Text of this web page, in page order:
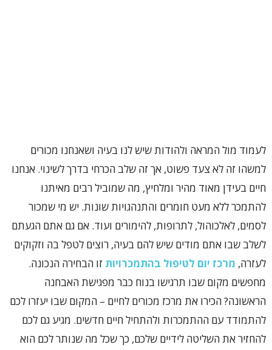
לעמוד מול המראה ולהודות שיש לנו בעיה ושאנחנו מכורים
למשהו זה לא צעד פשוט, אך זה שלב הכרחי בדרך לשינוי. אנחנו
חיים בעידן מאוד מהיר ומלחיץ, מה שמוביל רבים מאיתנו
להתמכר ללא מעט חומרים והתנהגויות שונות. יש מי שמכור
לסמים, לאלכוהול, לתרופות, להימורים ועוד. אם גם אתם הגעתם
לשלב שבו אתם מודים שיש להם בעיה, רוצים לטפל בה וזקוקים
לעזרה, מרכז יום לטיפול בהתמכרויות זו הבחירה הנכונה.
מחפשים מקום שבו תרגישו בנוח כבר מפגישת האבחנה
הראשונה? הכירו את מרכז מכורים לחיים – המקום שבו יעזרו לכם
להתמודד עם ההתמכרות ולהתחיל חיים חדשים. מגיע גם לכם
להחזיר את השליטה לידיים שלכם, כך שכל מה שנותר לכם הוא